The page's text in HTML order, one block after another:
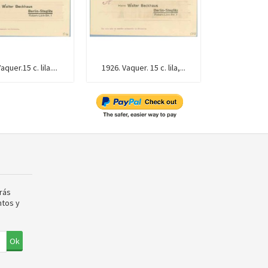
c. lila.... 1926. Vaquer. 15 c. lila,...
y
Ok